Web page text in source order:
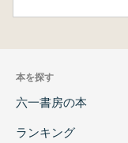
本を探す
六一書房の本
ランキング